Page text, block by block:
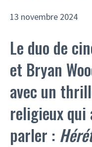
13 novembre 2024
Le duo de
et Bryan
avec un
religieux qui
parler :